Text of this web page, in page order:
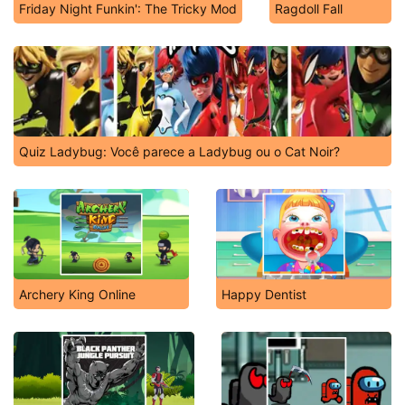
Friday Night Funkin': The Tricky Mod Ragdoll Fall
Quiz Ladybug: Você parece a Ladybug ou o Cat Noir?
Archery King Online Happy Dentist